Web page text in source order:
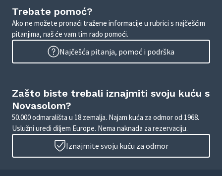
Trebate pomoć?
Ako ne možete pronaći tražene informacije u rubrici s najčešćim
pitanjima, naš će vam tim rado pomoći.
Najčešća pitanja, pomoć i podrška
Zašto biste trebali iznajmiti svoju kuću s
Novasolom?
50.000 odmarališta u 18 zemalja. Najam kuća za odmor od 1968.
Uslužni uredi diljem Europe. Nema naknada za rezervaciju.
Iznajmite svoju kuću za odmor